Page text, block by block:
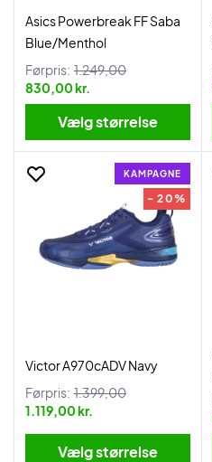
Asics Powerbreak FF Saba
Blue/Menthol
Førpris: 1.249,00
830,00 kr.
Vælg størrelse
KAMPAGNE
- 20%
Victor A970cADV Navy
Førpris: 1.399,00
1.119,00 kr.
Vælg størrelse